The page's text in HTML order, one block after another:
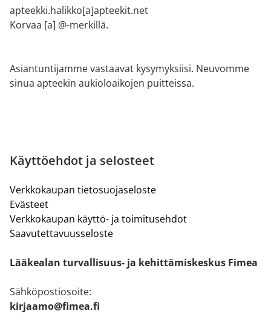
apteekki.halikko[a]apteekit.net
Korvaa [a] @-merkillä.
Asiantuntijamme vastaavat kysymyksiisi. Neuvomme
sinua apteekin aukioloaikojen puitteissa.
Käyttöehdot ja selosteet
Verkkokaupan tietosuojaseloste
Evästeet
Verkkokaupan käyttö- ja toimitusehdot
Saavutettavuusseloste
Lääkealan turvallisuus- ja kehittämiskeskus Fimea
Sähköpostiosoite:
kirjaamo@fimea.fi